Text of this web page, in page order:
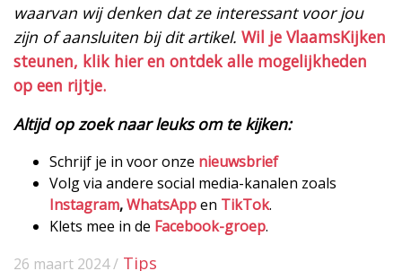
waarvan wij denken dat ze interessant voor jou
zijn of aansluiten bij dit artikel. Wil je VlaamsKijken
steunen, klik hier en ontdek alle mogelijkheden
op een rijtje.
Altijd op zoek naar leuks om te kijken:
Schrijf je in voor onze nieuwsbrief
Volg via andere social media-kanalen zoals
Instagram,WhatsAppen TikTok.
Klets mee in de Facebook-groep.
26 maart 2024 / Tips